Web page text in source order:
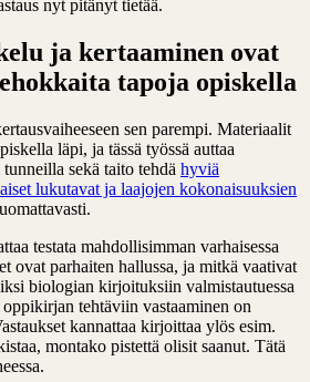
nyt pitänyt tietää.
ja kertaaminen ovat
tapoja opiskella
sen parempi. Materiaalit
läpi, ja tässä työssä auttaa
sekä taito tehdä hyviä
lukutavat ja laajojen kokonaisuuksien
testata mahdollisimman varhaisessa
ovat parhaiten hallussa, ja mitkä vaativat
biologian kirjoituksiin valmistautuessa
tehtäviin vastaaminen on
kannattaa kirjoittaa ylös esim.
montako pistettä olisit saanut. Tätä